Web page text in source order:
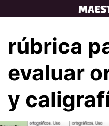
to
rúbrica
evaluar
y